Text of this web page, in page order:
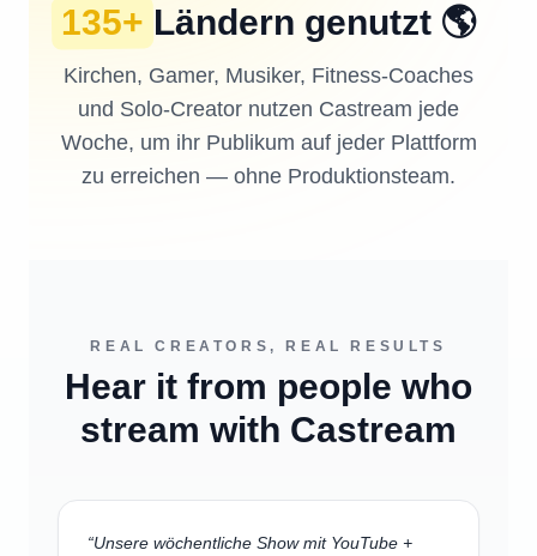
135+ Ländern genutzt🌎
Kirchen, Gamer, Musiker, Fitness-Coaches
und Solo-Creator nutzen Castream jede
Woche, um ihr Publikum auf jeder Plattform
zu erreichen — ohne Produktionsteam.
REAL CREATORS, REAL RESULTS
Hear it from people who
stream with Castream
“Unsere wöchentliche Show mit YouTube +